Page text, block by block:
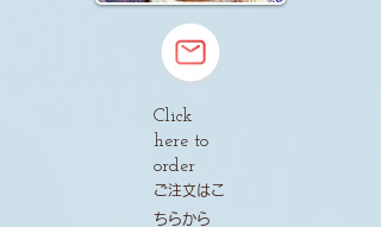
Click
here to
order
​ご注文はこ
ちらから